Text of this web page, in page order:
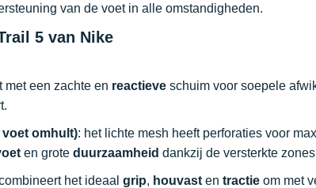
van de voet in alle omstandigheden.
5 van Nike
met een zachte en reactieve schuim voor soepele
voet omhult): het lichte mesh heeft perforaties voor
en grote duurzaamheid dankzij de versterkte
het ideaal grip, houvast en tractie om met